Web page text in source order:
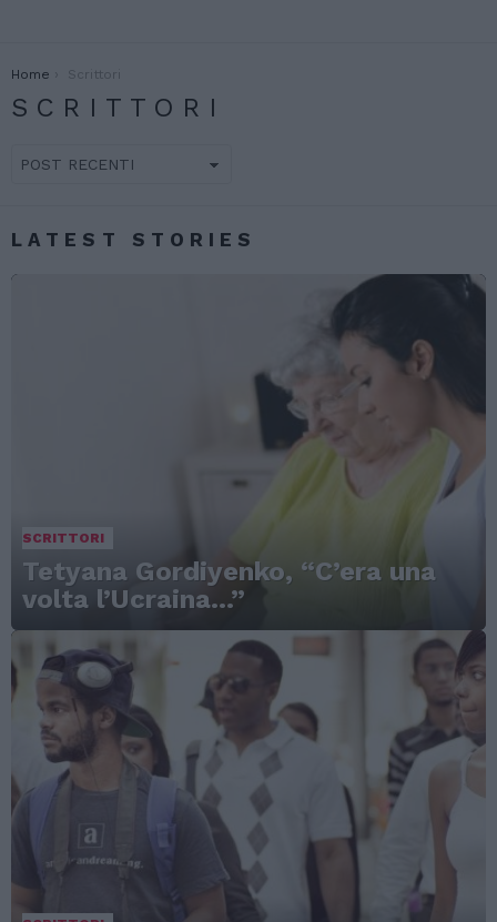
You are here:
Home Scrittori
SCRITTORI
LATEST STORIES
SCRITTORI
Tetyana Gordiyenko, “C’era una
volta l’Ucraina…”